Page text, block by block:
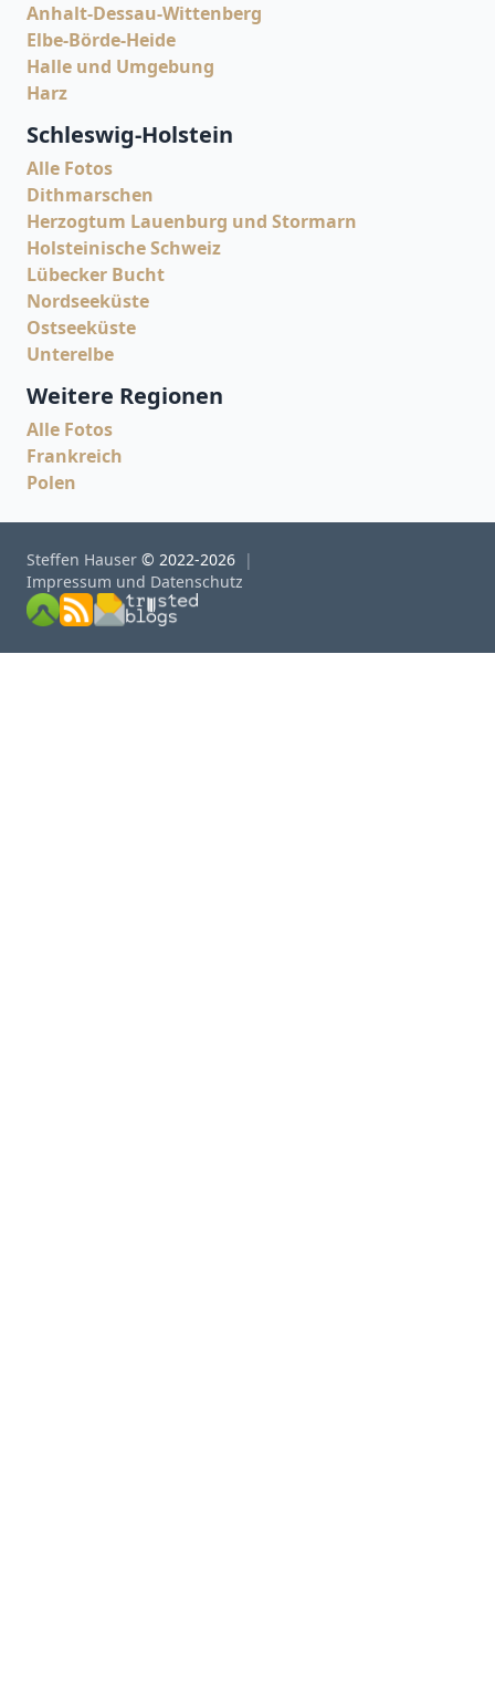
Anhalt-Dessau-Wittenberg
Elbe-Börde-Heide
Halle und Umgebung
Harz
Schleswig-Holstein
Alle Fotos
Dithmarschen
Herzogtum Lauenburg und Stormarn
Holsteinische Schweiz
Lübecker Bucht
Nordseeküste
Ostseeküste
Unterelbe
Weitere Regionen
Alle Fotos
Frankreich
Polen
Steffen Hauser © 2022-2026
Impressum und Datenschutz